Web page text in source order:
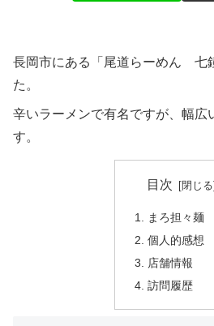
長岡市にある「尾道らーめん 七
た。
辛いラーメンで有名ですが、幅広
す。
目次
まろ担々麺
個人的感想
店舗情報
訪問履歴